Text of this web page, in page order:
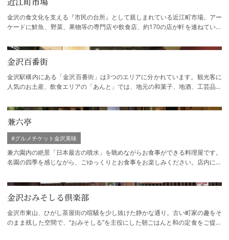
金沢の食文化を支える『市民の台所』として親しまれている近江町市場。アー
ケードに鮮魚、野菜、果物等の専門店や飲食店、約170の店が軒を連ねていま
金沢百番街
金沢駅構内にある「金沢百番街」は3つのエリアに分かれています。観光客に
人気のお土産、飲食エリアの「あんと」では、地元の和菓子、地酒、工芸品が
兼六亭
兼六園内の絶景「日本最古の噴水」を眺めながらお食事ができる料理屋です。
名園の四季を感じながら、ごゆっくりとお食事をお楽しみください。店内にて
#グルメチケット金沢美味
金沢おみそしる倶楽部
金沢市東山、ひがし茶屋街の喧騒を少し抜けた静かな通り。古い町家の趣をそ
のまま残した空間で、“おみそしる”を主役にした朝ごはんと和の定食をご提供